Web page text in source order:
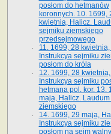
posłom do hetmanów
koronnych. 10. 1699,
kwietnia, Halicz.
sejmiku ziemskiego
przedsejmowego
11. 1699, 28
Instrukcya sejmiku
posłom do króla
12. 1699, 28
Instrukcya sejmiku
hetmana pol. kor. 13.
maja, Halicz.
ziemskiego
14. 1699, 29 maja,
Instrukcya sejmiku
posłom na sejm walny